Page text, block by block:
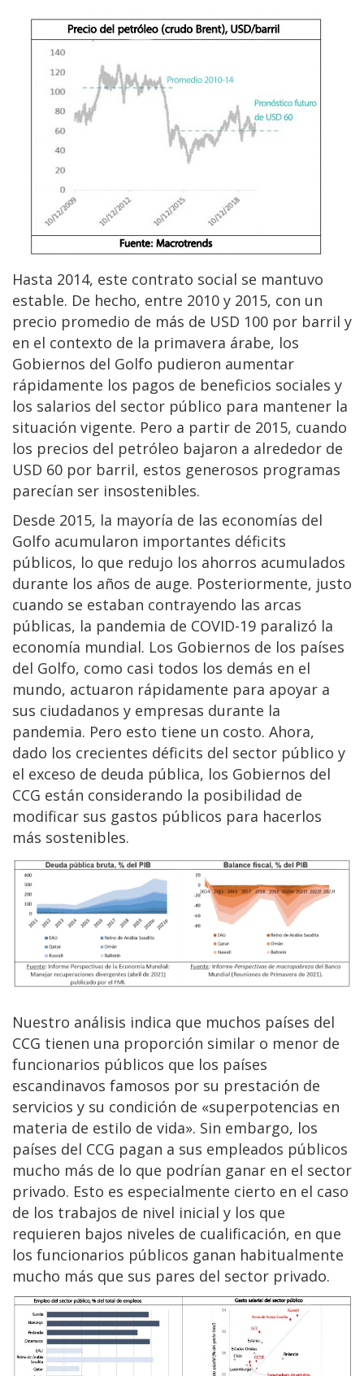
Hasta 2014, este contrato social se mantuvo
estable. De hecho, entre 2010 y 2015, con un
precio promedio de más de USD 100 por barril y
en el contexto de la primavera árabe, los
Gobiernos del Golfo pudieron aumentar
rápidamente los pagos de beneficios sociales y
los salarios del sector público para mantener la
situación vigente. Pero a partir de 2015, cuando
los precios del petróleo bajaron a alrededor de
USD 60 por barril, estos generosos programas
parecían ser insostenibles.
Desde 2015, la mayoría de las economías del
Golfo acumularon importantes déficits
públicos, lo que redujo los ahorros acumulados
durante los años de auge. Posteriormente, justo
cuando se estaban contrayendo las arcas
públicas, la pandemia de COVID-19 paralizó la
economía mundial. Los Gobiernos de los países
del Golfo, como casi todos los demás en el
mundo, actuaron rápidamente para apoyar a
sus ciudadanos y empresas durante la
pandemia. Pero esto tiene un costo. Ahora,
dado los crecientes déficits del sector público y
el exceso de deuda pública, los Gobiernos del
CCG están considerando la posibilidad de
modificar sus gastos públicos para hacerlos
más sostenibles.
Nuestro análisis indica que muchos países del
CCG tienen una proporción similar o menor de
funcionarios públicos que los países
escandinavos famosos por su prestación de
servicios y su condición de «superpotencias en
materia de estilo de vida». Sin embargo, los
países del CCG pagan a sus empleados públicos
mucho más de lo que podrían ganar en el sector
privado. Esto es especialmente cierto en el caso
de los trabajos de nivel inicial y los que
requieren bajos niveles de cualificación, en que
los funcionarios públicos ganan habitualmente
mucho más que sus pares del sector privado.